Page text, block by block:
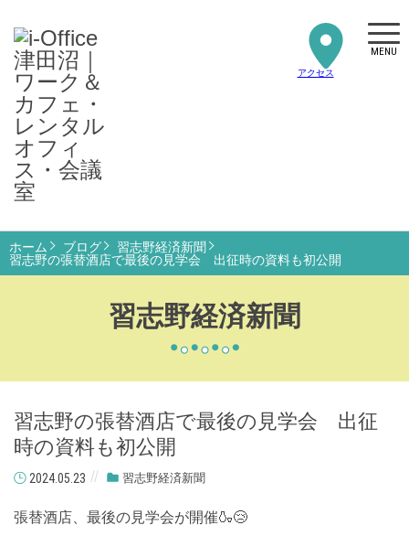
アクセス
MENU
習志野経済新聞
ホーム ブログ
習志野経済新聞
習志野の張替酒店で最後の見学会 出征時の資料も初公開
習志野の張替酒店で最後の見学会 出征
時の資料も初公開
2024.05.23 習志野経済新聞
張替酒店、最後の見学会が開催🍶😢